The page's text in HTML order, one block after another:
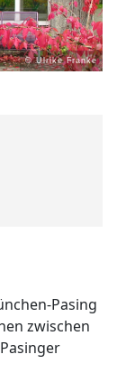
© Ulrike Franke
Pasing
zwischen